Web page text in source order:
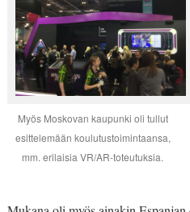
Myös Moskovan kaupunki oli tullut
esittelemään koulutustoimintaansa,
mm. erilaisia VR/AR-toteutuksia.